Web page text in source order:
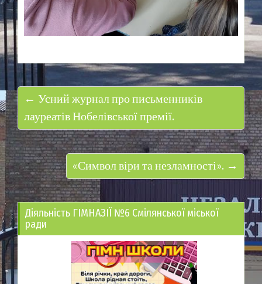
← Усний журнал про письменників
лауреатів Нобелівської премії.
«Символ віри та незламності». →
Діяльність ГІМНАЗІЇ №6 Смілянської міської
ради